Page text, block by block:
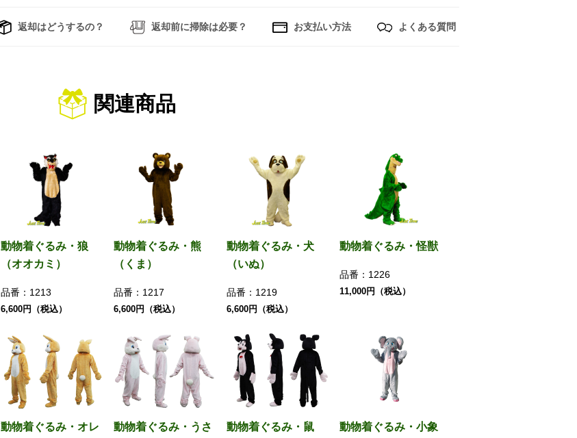
返却はどうするの？ 返却前に掃除は必要？ お支払い方法 よくある質問
関連商品
動物着ぐるみ・狼
（オオカミ）
品番： 1213
6,600円（税込）
動物着ぐるみ・熊
（くま）
品番： 1217
6,600円（税込）
動物着ぐるみ・犬
（いぬ）
品番： 1219
6,600円（税込）
動物着ぐるみ・怪獣
品番： 1226
11,000円（税込）
動物着ぐるみ・オレ
動物着ぐるみ・うさ
動物着ぐるみ・鼠
動物着ぐるみ・小象